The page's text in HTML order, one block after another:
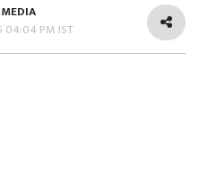
04:04 PM IST